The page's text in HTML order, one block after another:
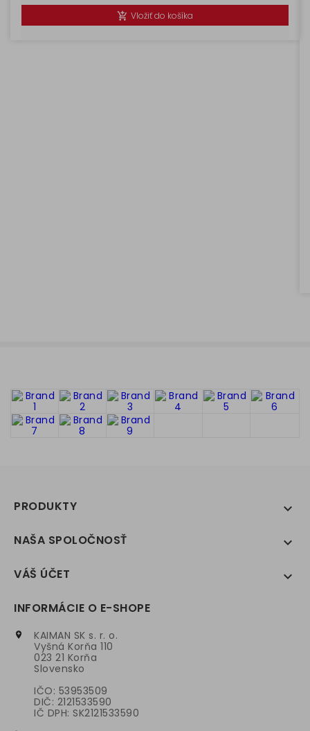
 Vložiť do košíka
PRODUKTY 
NAŠA SPOLOČNOSŤ 
VÁŠ ÚČET 
INFORMÁCIE O E-SHOPE

KAIMAN SK s. r. o.
Vyšná Korňa 110
023 21 Korňa
Slovensko
IČO: 53953509
DIČ: 2121533590
IČ DPH: SK2121533590